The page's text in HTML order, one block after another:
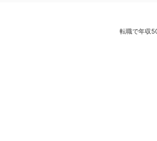
転職で年収